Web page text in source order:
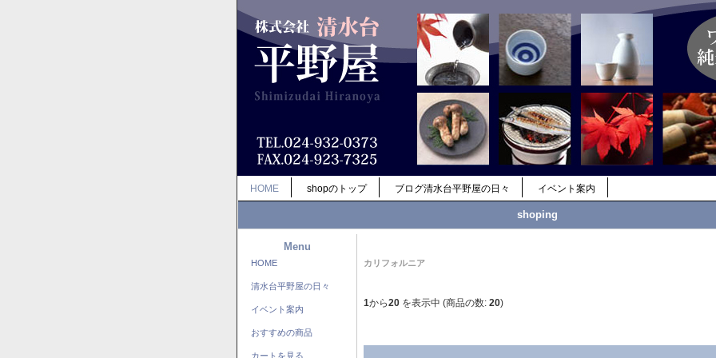
HOME shopのトップ ブログ清水台平野屋の日々 イベント案内
shoping
Menu
HOME
清水台平野屋の日々
イベント案内
おすすめの商品
カートを見る
カリフォルニア
1から20 を表示中 (商品の数: 20)